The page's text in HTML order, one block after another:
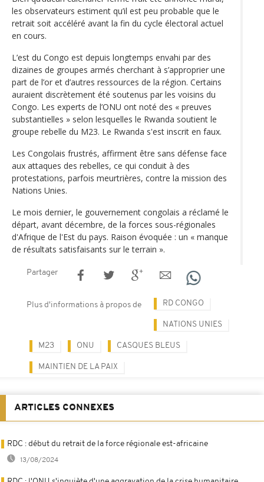
les observateurs estiment qu’il est peu probable que le
retrait soit accéléré avant la fin du cycle électoral actuel
en cours.
L’est du Congo est depuis longtemps envahi par des
dizaines de groupes armés cherchant à s’approprier une
part de l’or et d’autres ressources de la région. Certains
auraient discrètement été soutenus par les voisins du
Congo. Les experts de l’ONU ont noté des « preuves
substantielles » selon lesquelles le Rwanda soutient le
groupe rebelle du M23. Le Rwanda s'est inscrit en faux.
Les Congolais frustrés, affirment être sans défense face
aux attaques des rebelles, ce qui conduit à des
protestations, parfois meurtrières, contre la mission des
Nations Unies.
Le mois dernier, le gouvernement congolais a réclamé le
départ, avant décembre, de la forces sous-régionales
d'Afrique de l'Est du pays. Raison évoquée : un « manque
de résultats satisfaisants sur le terrain ».
Partager
Plus d'informations à propos de RD CONGO
NATIONS UNIES
M23 ONU CASQUES BLEUS
MAINTIEN DE LA PAIX
ARTICLES CONNEXES
RDC : début du retrait de la force régionale est-africaine
13/08/2024